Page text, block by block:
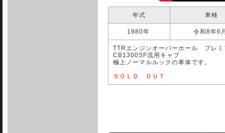
年式 車検
1980年 令和8年6
TTRエンジンオーバーホール プレミ
CB1300SF流用キャブ
極上ノーマルルックの車体です。
ＳＯＬＤ ＯＵＴ